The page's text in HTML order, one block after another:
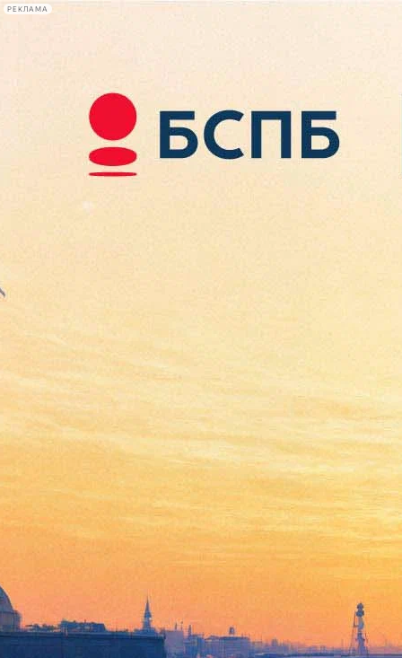
РЕКЛАМА
Сегодня:
2026.08.09
07:32
Афиша Plus
Молодые театры Петербурга:
установленная Конституцией
свобода творчества оказалась
под угрозой
Версия для печати